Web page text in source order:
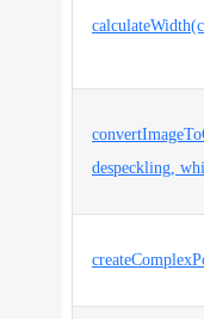
despeckling,